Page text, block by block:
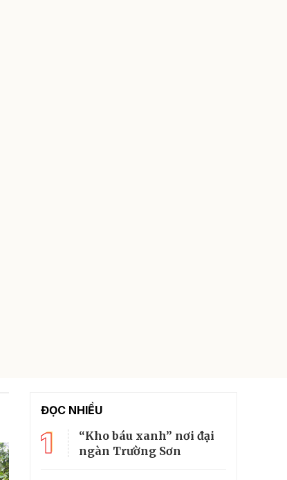
ĐỌC NHIỀU
1
“Kho báu xanh” nơi đại
ngàn Trường Sơn